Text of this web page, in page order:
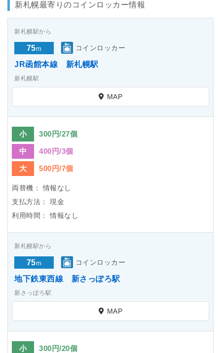
新札幌最寄りのコインロッカー情報
新札幌駅から
75m コインロッカー
JR函館本線 新札幌駅
新札幌駅
MAP
小 300円/27個
中 400円/3個
大 500円/7個
両替機：
情報なし
支払方法：
現金
利用時間：
情報なし
新札幌駅から
75m コインロッカー
地下鉄東西線 新さっぽろ駅
新さっぽろ駅
MAP
小 300円/20個